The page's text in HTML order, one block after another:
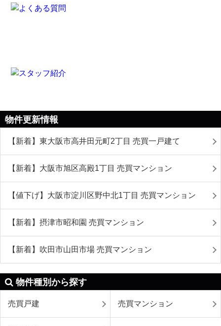
物件更新情報
【新着】東大阪市高井田元町2丁目 売買一戸建て
【新着】大阪市旭区高殿1丁目 売買マンション
【値下げ】大阪市淀川区野中北1丁目 売買マンション
【新着】摂津市昭和園 売買マンション
【新着】吹田市山田市場 売買マンション
物件種別から探す
売買戸建 売買マンション